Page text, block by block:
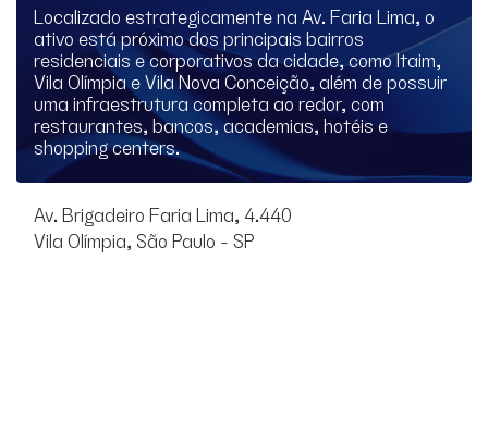
Av. Brigadeiro Faria Lima, 4.440
Vila Olímpia, São Paulo - SP
Localizado estrategicamente na Av. Faria Lima, o
ativo está próximo dos principais bairros
residenciais e corporativos da cidade, como Itaim,
Vila Olímpia e Vila Nova Conceição, além de possuir
uma infraestrutura completa ao redor, com
restaurantes, bancos, academias, hotéis e
shopping centers.